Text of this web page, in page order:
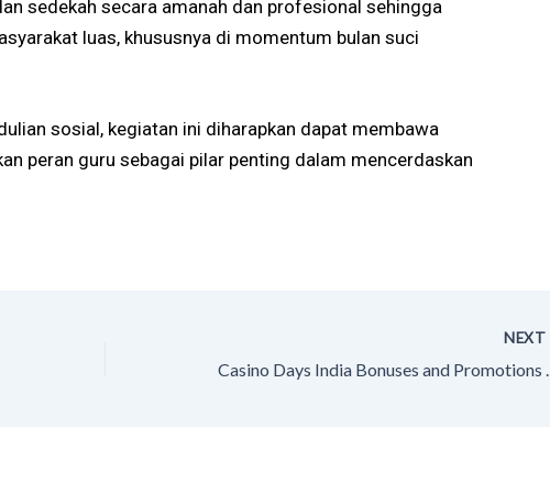
sedekah secara amanah dan profesional sehingga
luas, khususnya di momentum bulan suci
sosial, kegiatan ini diharapkan dapat membawa
peran guru sebagai pilar penting dalam mencerdaskan
NEXT